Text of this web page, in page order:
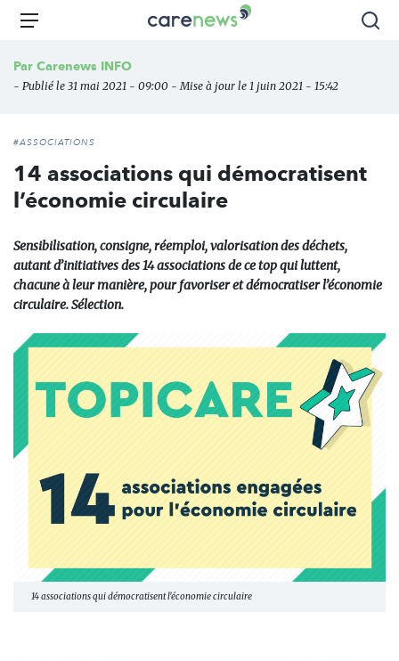
Aller
principal
Carenews,
des
Menu
Par Carenews INFO
- Publié le 31 mai 2021 - 09:00 - Mise à jour le 1 juin 2021 - 15:42
#ASSOCIATIONS
14 associations qui démocratisent
l’économie circulaire
Sensibilisation, consigne, réemploi, valorisation des déchets,
autant d’initiatives des 14 associations de ce top qui luttent,
chacune à leur manière, pour favoriser et démocratiser l’économie
circulaire. Sélection.
14 associations qui démocratisent l'économie circulaire